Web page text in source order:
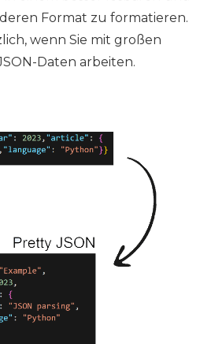
Format zu formatieren.
wenn Sie mit großen
Daten arbeiten.